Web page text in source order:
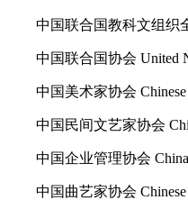
中国联合国教科文组织
中国联合国协会 United
中国美术家协会 Chinese
中国民间文艺家协会
中国企业管理协会 China
中国曲艺家协会 Chinese